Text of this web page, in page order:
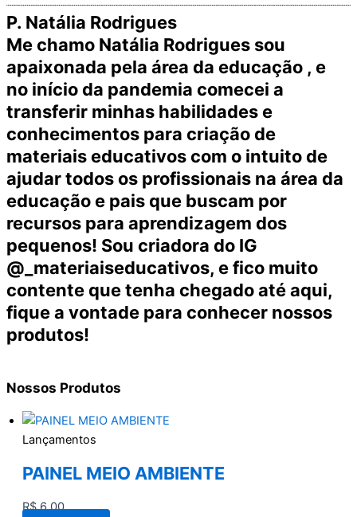
P. Natália Rodrigues
Me chamo Natália Rodrigues sou
apaixonada pela área da educação , e
no início da pandemia comecei a
transferir minhas habilidades e
conhecimentos para criação de
materiais educativos com o intuito de
ajudar todos os profissionais na área da
educação e pais que buscam por
recursos para aprendizagem dos
pequenos! Sou criadora do IG
@_materiaiseducativos, e fico muito
contente que tenha chegado até aqui,
fique a vontade para conhecer nossos
produtos!
Nossos Produtos
Lançamentos
PAINEL MEIO AMBIENTE
R$6,00